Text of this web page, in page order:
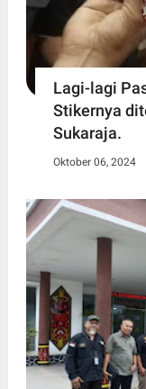
Lagi-lagi
Stikernya
Sukaraja.
Oktober 06, 2024